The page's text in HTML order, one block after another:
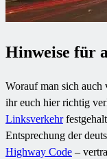
Hinweise für
Worauf man sich
ihr euch hier richtig
Linksverkehr
Entsprechung der
Highway Code –